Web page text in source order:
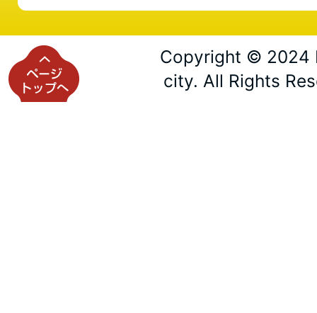
Copyright © 2024
city. All Rights